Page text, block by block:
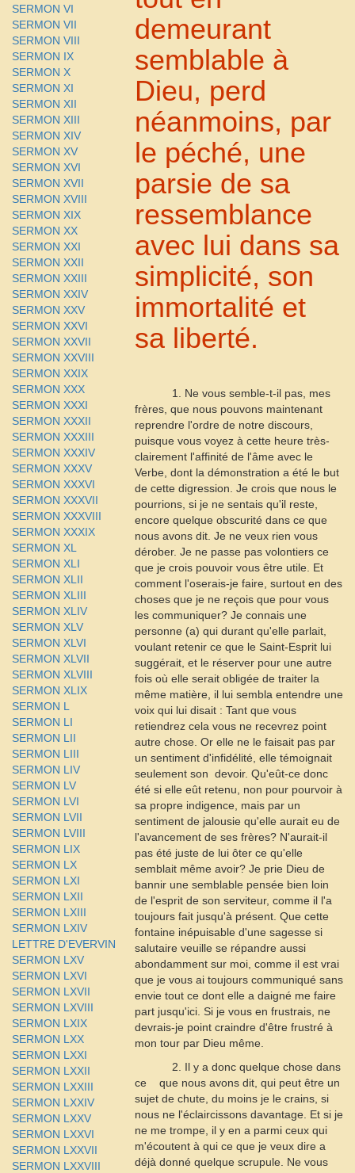
SERMON VI
SERMON VII
SERMON VIII
SERMON IX
SERMON X
SERMON XI
SERMON XII
SERMON XIII
SERMON XIV
SERMON XV
SERMON XVI
SERMON XVII
SERMON XVIII
SERMON XIX
SERMON XX
SERMON XXI
SERMON XXII
SERMON XXIII
SERMON XXIV
SERMON XXV
SERMON XXVI
SERMON XXVII
SERMON XXVIII
SERMON XXIX
SERMON XXX
SERMON XXXI
SERMON XXXII
SERMON XXXIII
SERMON XXXIV
SERMON XXXV
SERMON XXXVI
SERMON XXXVII
SERMON XXXVIII
SERMON XXXIX
SERMON XL
SERMON XLI
SERMON XLII
SERMON XLIII
SERMON XLIV
SERMON XLV
SERMON XLVI
SERMON XLVII
SERMON XLVIII
SERMON XLIX
SERMON L
SERMON LI
SERMON LII
SERMON LIII
SERMON LIV
SERMON LV
SERMON LVI
SERMON LVII
SERMON LVIII
SERMON LIX
SERMON LX
SERMON LXI
SERMON LXII
SERMON LXIII
SERMON LXIV
LETTRE D'EVERVIN
SERMON LXV
SERMON LXVI
SERMON LXVII
SERMON LXVIII
SERMON LXIX
SERMON LXX
SERMON LXXI
SERMON LXXII
SERMON LXXIII
SERMON LXXIV
SERMON LXXV
SERMON LXXVI
SERMON LXXVII
SERMON LXXVIII
demeurant
semblable à
Dieu, perd
néanmoins, par
le péché, une
parsie de sa
ressemblance
avec lui dans sa
simplicité, son
immortalité et
sa liberté.
1. Ne vous semble-t-il pas, mes
frères, que nous pouvons maintenant
reprendre l'ordre de notre discours,
puisque vous voyez à cette heure très-
clairement l'affinité de l'âme avec le
Verbe, dont la démonstration a été le but
de cette digression. Je crois que nous le
pourrions, si je ne sentais qu'il reste,
encore quelque obscurité dans ce que
nous avons dit. Je ne veux rien vous
dérober. Je ne passe pas volontiers ce
que je crois pouvoir vous être utile. Et
comment l'oserais-je faire, surtout en des
choses que je ne reçois que pour vous
les communiquer? Je connais une
personne (a) qui durant qu'elle parlait,
voulant retenir ce que le Saint-Esprit lui
suggérait, et le réserver pour une autre
fois où elle serait obligée de traiter la
même matière, il lui sembla entendre une
voix qui lui disait : Tant que vous
retiendrez cela vous ne recevrez point
autre chose. Or elle ne le faisait pas par
un sentiment d'infidélité, elle témoignait
seulement son devoir. Qu'eût-ce donc
été si elle eût retenu, non pour pourvoir à
sa propre indigence, mais par un
sentiment de jalousie qu'elle aurait eu de
l'avancement de ses frères? N'aurait-il
pas été juste de lui ôter ce qu'elle
semblait même avoir? Je prie Dieu de
bannir une semblable pensée bien loin
de l'esprit de son serviteur, comme il l'a
toujours fait jusqu'à présent. Que cette
fontaine inépuisable d'une sagesse si
salutaire veuille se répandre aussi
abondamment sur moi, comme il est vrai
que je vous ai toujours communiqué sans
envie tout ce dont elle a daigné me faire
part jusqu'ici. Si je vous en frustrais, ne
devrais-je point craindre d'être frustré à
mon tour par Dieu même.
2. Il y a donc quelque chose dans
ce
que nous avons dit, qui peut être un
sujet de chute, du moins je le crains, si
nous ne l'éclaircissons davantage. Et si je
ne me trompe, il y en a parmi ceux qui
m'écoutent à qui ce que je veux dire a
déjà donné quelque scrupule. Ne vous